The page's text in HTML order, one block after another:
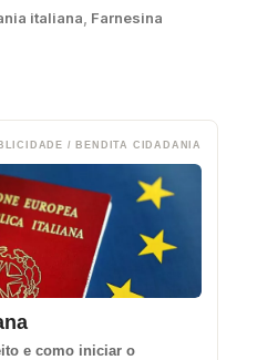
italiana Farnesina
/ BENDITA CIDADANIA
e como iniciar o